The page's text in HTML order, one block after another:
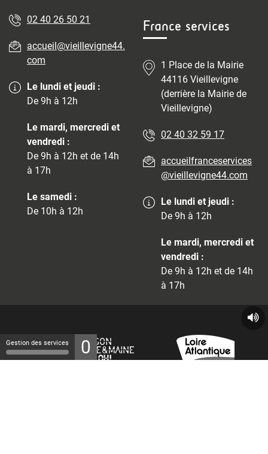
02 40 26 50 21
accueil@vieillevigne44.
com
Le lundi et jeudi :
De 9h à 12h
Le mardi, mercredi et
vendredi :
De 9h à 12h et de 14h
à 17h
Le samedi :
De 10h à 12h
France services
1 Place de la Mairie
44116 Vieillevigne
(derrière la Mairie de
Vieillevigne)
02 40 32 59 17
accueilfranceservices
@vieillevigne44.com
Le lundi et jeudi :
De 9h à 12h
Le mardi, mercredi et
vendredi :
De 9h à 12h et de 14h
à 17h
Gestion des services 0